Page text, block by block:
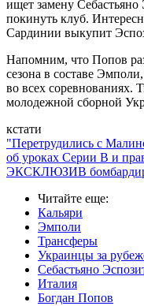
ищет замену
покинуть клуб.
Сардинии выкупит
Напомним, что Попов
сезона в составе
во всех соревнованиях.
молодежной сборной
кстати
"Перетрудились с
об уроках Серии В и
ЭКСКЛЮЗИВ
Читайте еще:
Кальяри
Эмполи
Трансферы
Украинцы за
Себастьяно
Италия
Богдан Попов